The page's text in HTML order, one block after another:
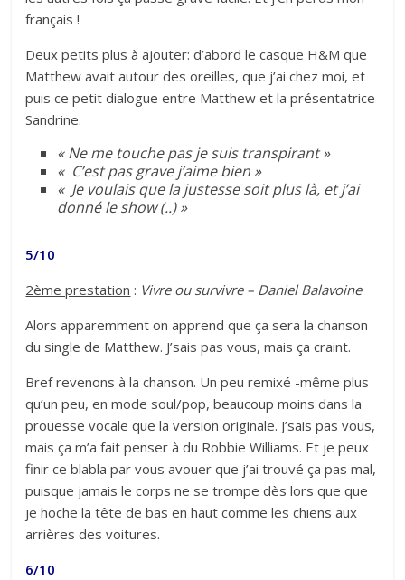
français !
Deux petits plus à ajouter: d’abord le casque H&M que
Matthew avait autour des oreilles, que j’ai chez moi, et
puis ce petit dialogue entre Matthew et la présentatrice
Sandrine.
« Ne me touche pas je suis transpirant »
« C’est pas grave j’aime bien »
« Je voulais que la justesse soit plus là, et j’ai
donné le show (..) »
5/10
2ème prestation : Vivre ou survivre – Daniel Balavoine
Alors apparemment on apprend que ça sera la chanson
du single de Matthew. J’sais pas vous, mais ça craint.
Bref revenons à la chanson. Un peu remixé -même plus
qu’un peu, en mode soul/pop, beaucoup moins dans la
prouesse vocale que la version originale. J’sais pas vous,
mais ça m’a fait penser à du Robbie Williams. Et je peux
finir ce blabla par vous avouer que j’ai trouvé ça pas mal,
puisque jamais le corps ne se trompe dès lors que que
je hoche la tête de bas en haut comme les chiens aux
arrières des voitures.
6/10